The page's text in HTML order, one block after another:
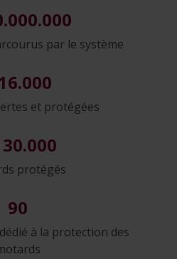
par le système
et protégées
protégés
90
à la protection des